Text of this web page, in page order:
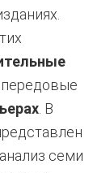
передовые
. В
семи